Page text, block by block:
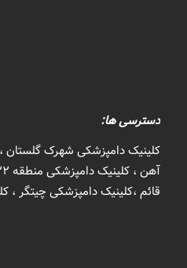
دسترسی ها:
کلینیک دامپزشکی شهرک گلستان
قائم ،کلینیک دامپزشکی چیتگر ،